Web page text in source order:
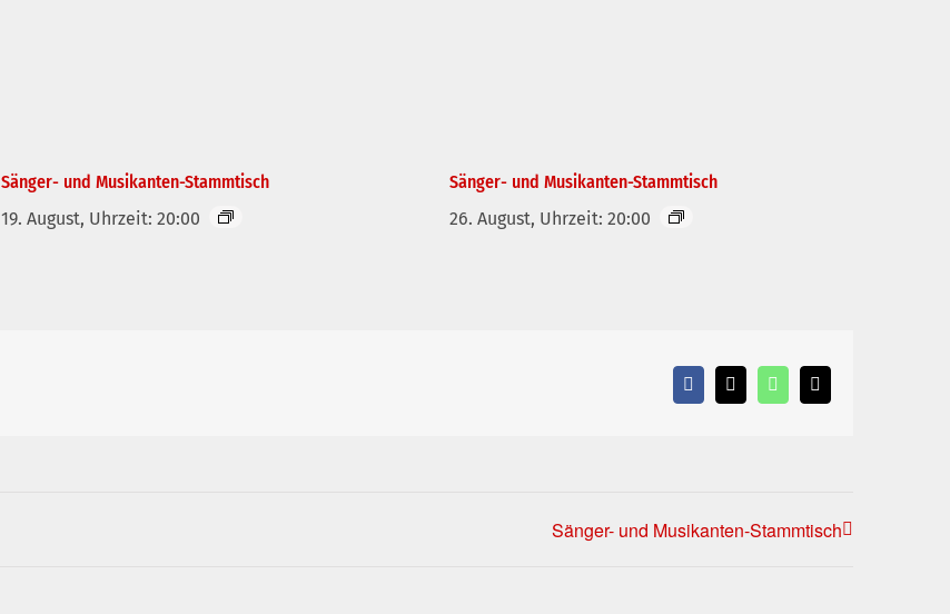
Sänger- und Musikanten-Stammtisch
19. August, Uhrzeit: 20:00
Sänger- und Musikanten-Stammtisch
26. August, Uhrzeit: 20:00
Facebook
X WhatsApp
E-
Mail
Sänger- und Musikanten-Stammtisch